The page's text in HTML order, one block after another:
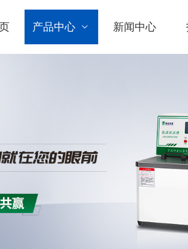
产品中心 新闻中心